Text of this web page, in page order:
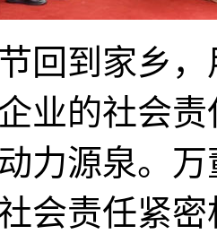
回到家乡
业的社会
力源泉。
会责任紧